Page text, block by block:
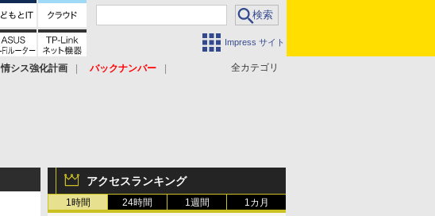
Impress サイト
全カテゴリ
情シス強化計画
バックナンバー
アクセスランキング
1時間 24時間 1週間 1カ月